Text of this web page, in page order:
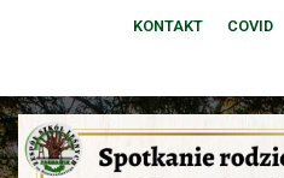
KONTAKT COVID